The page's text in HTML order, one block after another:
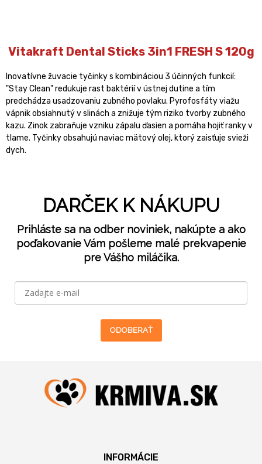
Vitakraft Dental Sticks 3in1 FRESH S 120g
Inovatívne žuvacie tyčinky s kombináciou 3 účinných funkcií:
"Stay Clean" redukuje rast baktérií v ústnej dutine a tím
predchádza usadzovaniu zubného povlaku. Pyrofosfáty viažu
vápnik obsiahnutý v slinách a znižuje tým riziko tvorby zubného
kazu. Zinok zabraňuje vzniku zápalu ďasien a pomáha hojiť ranky v
tlame. Tyčinky obsahujú naviac mätový olej, ktorý zaisťuje svieži
dych.
DARČEK K NÁKUPU
Prihláste sa na odber noviniek, nakúpte a ako
poďakovanie Vám pošleme malé prekvapenie
pre Vášho miláčika.
ODOBERAŤ
INFORMÁCIE